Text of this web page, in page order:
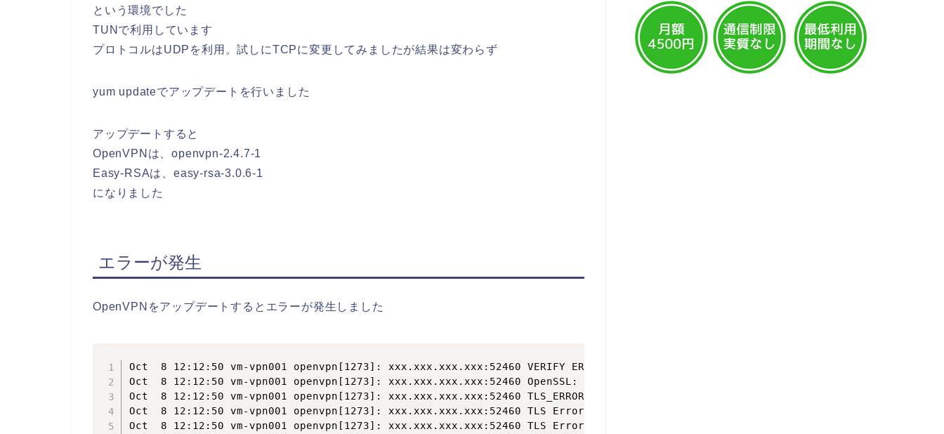
という環境でした
TUNで利用しています
プロトコルはUDPを利用。試しにTCPに変更してみましたが結果は変わらず
yum updateでアップデートを行いました
アップデートすると
OpenVPNは、openvpn-2.4.7-1
Easy-RSAは、easy-rsa-3.0.6-1
になりました
エラーが発生
OpenVPNをアップデートするとエラーが発生しました
Oct  8 12:12:50 vm-vpn001 openvpn[1273]: xxx.xxx.xxx.xxx:52460 VERIFY ERROR: depth=0, error=CRL has expired: C=JP, ST=Kochi,
Oct  8 12:12:50 vm-vpn001 openvpn[1273]: xxx.xxx.xxx.xxx:52460 OpenSSL: error:140890B2:SSL
Oct  8 12:12:50 vm-vpn001 openvpn[1273]: xxx.xxx.xxx.xxx:52460 TLS_ERROR: BIO read tls_read_plaintext error
Oct  8 12:12:50 vm-vpn001 openvpn[1273]: xxx.xxx.xxx.xxx:52460 TLS Error: TLS object -> incoming plaintext read error
Oct  8 12:12:50 vm-vpn001 openvpn[1273]: xxx.xxx.xxx.xxx:52460 TLS Error: TLS handshake failed